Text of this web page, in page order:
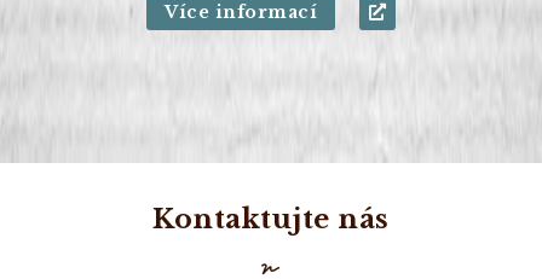
Více informací
Kontaktujte nás